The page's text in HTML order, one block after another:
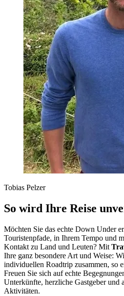
Tobias Pelzer
So wird Ihre Reise
Möchten Sie das echte Down Under
Touristenpfade, in Ihrem Tempo und
Kontakt zu Land und Leuten? Mit
Ihre ganz besondere Art und Weise:
individuellen Roadtrip zusammen, so
Freuen Sie sich auf echte
Unterkünfte, herzliche Gastgeber und
Aktivitäten.